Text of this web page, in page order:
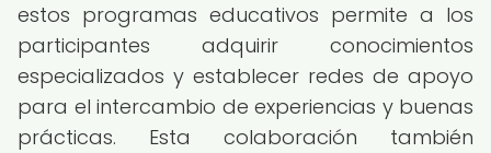
estos programas educativos permite a los
participantes adquirir conocimientos
especializados y establecer redes de apoyo
para el intercambio de experiencias y buenas
prácticas. Esta colaboración también